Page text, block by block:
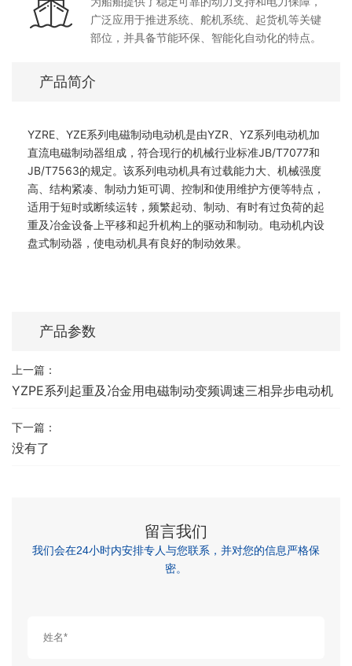
广泛应用于推进系统、舵机系统、起货机等关键
部位，并具备节能环保、智能化自动化的特点。
产品简介
YZRE、YZE系列电磁制动电动机是由YZR、YZ系列电动机加
直流电磁制动器组成，符合现行的机械行业标准JB/T7077和
JB/T7563的规定。该系列电动机具有过载能力大、机械强度
高、结构紧凑、制动力矩可调、控制和使用维护方便等特点，
适用于短时或断续运转，频繁起动、制动、有时有过负荷的起
重及冶金设备上平移和起升机构上的驱动和制动。电动机内设
盘式制动器，使电动机具有良好的制动效果。
产品参数
上一篇：
YZPE系列起重及冶金用电磁制动变频调速三相异步电动机
下一篇：
没有了
留言我们
我们会在24小时内安排专人与您联系，并对您的信息严格保
密。